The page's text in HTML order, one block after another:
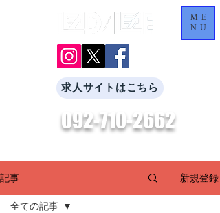
092-710-2662
ME
NU
求人サイトはこちら
記事 新規登録
全ての記事